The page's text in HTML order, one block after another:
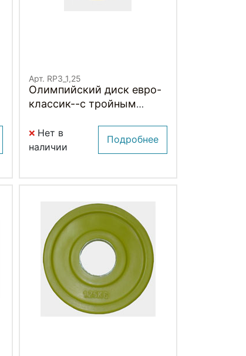
Арт. RP3_1,25
Олимпийский диск евро-
классик--с тройным
Нет в
наличии
Подробнее